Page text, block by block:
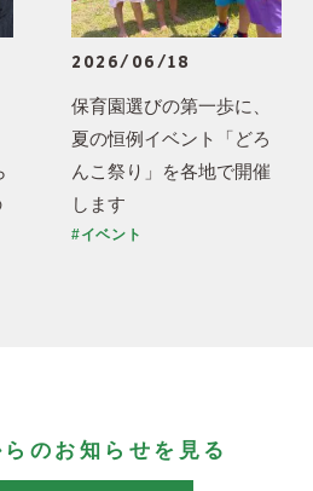
2026/06/18
保育園選びの第一歩に、
夏の恒例イベント「どろ
んこ祭り」を各地で開催
します
#イベント
のお知らせを見る